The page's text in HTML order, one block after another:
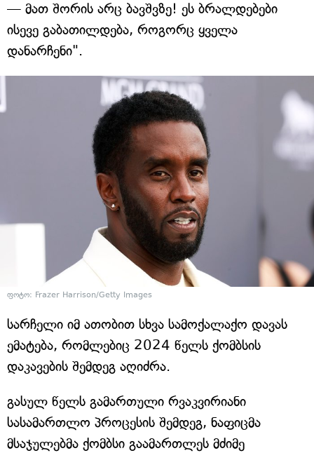
— მათ შორის არც ბავშვზე! ეს ბრალდებები
ისევე გაბათილდება, როგორც ყველა
დანარჩენი".
ფოტო: Frazer Harrison/Getty Images
სარჩელი იმ ათობით სხვა სამოქალაქო დავას
ემატება, რომლებიც 2024 წელს ქომბსის
დაკავების შემდეგ აღიძრა.
გასულ წელს გამართული რვაკვირიანი
სასამართლო პროცესის შემდეგ, ნაფიცმა
მსაჯულებმა ქომბსი გაამართლეს მძიმე